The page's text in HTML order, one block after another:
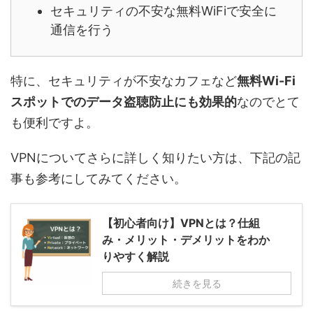
セキュリティの不安な無料WiFiで安全に
通信を行う
特に、セキュリティが不安なカフェなど無料Wi-Fi
スポットでのデータ盗聴防止にも効果的なのでとて
も便利ですよ。
VPNについてさらに詳しく知りたい方は、下記の記
事も参考にしてみてください。
【初心者向け】VPNとは？仕組
み・メリット・デメリットをわか
りやすく解説
続きを見る